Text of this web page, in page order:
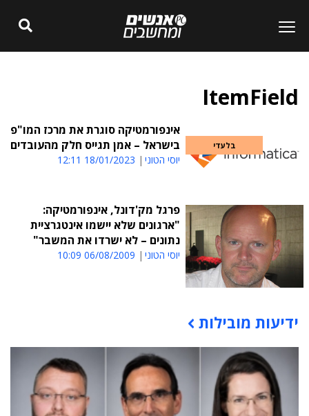
ItemField
בלעדי
אינפורמטיקה סוגרת את מרכז המו"פ
בישראל – אמן תגייס חלק מהעובדים
יוסי הטוני 18/01/2023 12:11
פרגל מק'דונל, אינפורמטיקה:
"ארגונים שלא יישמו אינטגרציית
נתונים – לא ישרדו את המשבר"
יוסי הטוני 06/08/2009 10:09
תוכן פרסומי
ידיעות מובילות